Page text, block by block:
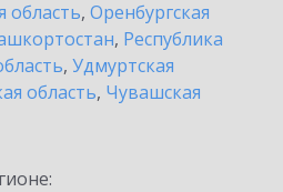
область, Оренбургская
, Республика
, Удмуртская
область, Чувашская